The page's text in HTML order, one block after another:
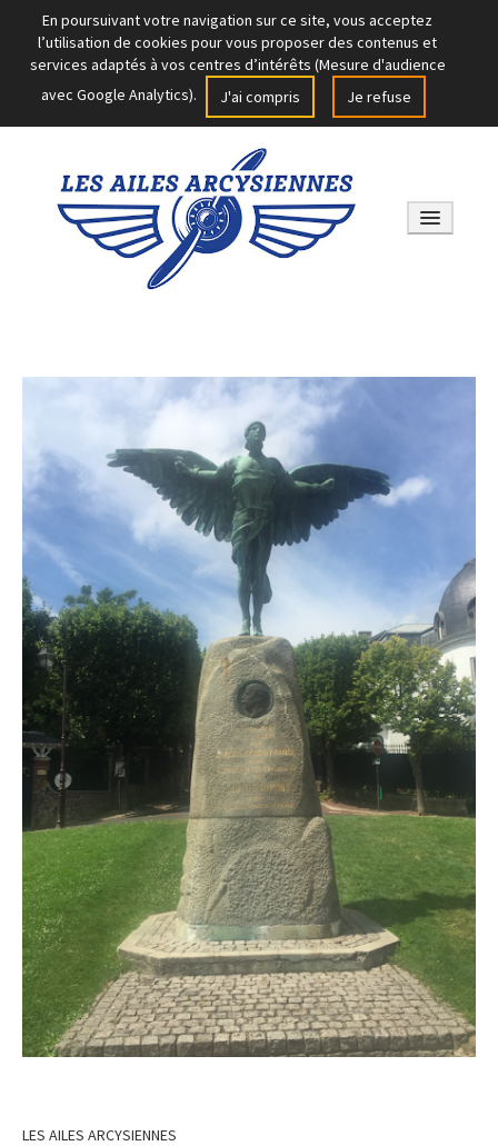
En poursuivant votre navigation sur ce site, vous acceptez
l’utilisation de cookies pour vous proposer des contenus et
services adaptés à vos centres d’intérêts (Mesure d'audience
avec Google Analytics).
J'ai compris Je refuse
NOS SOUTIENS
CONTACT
BIBLIOTHEQUE
BOUTIQUE
LES AILES ARCYSIENNES